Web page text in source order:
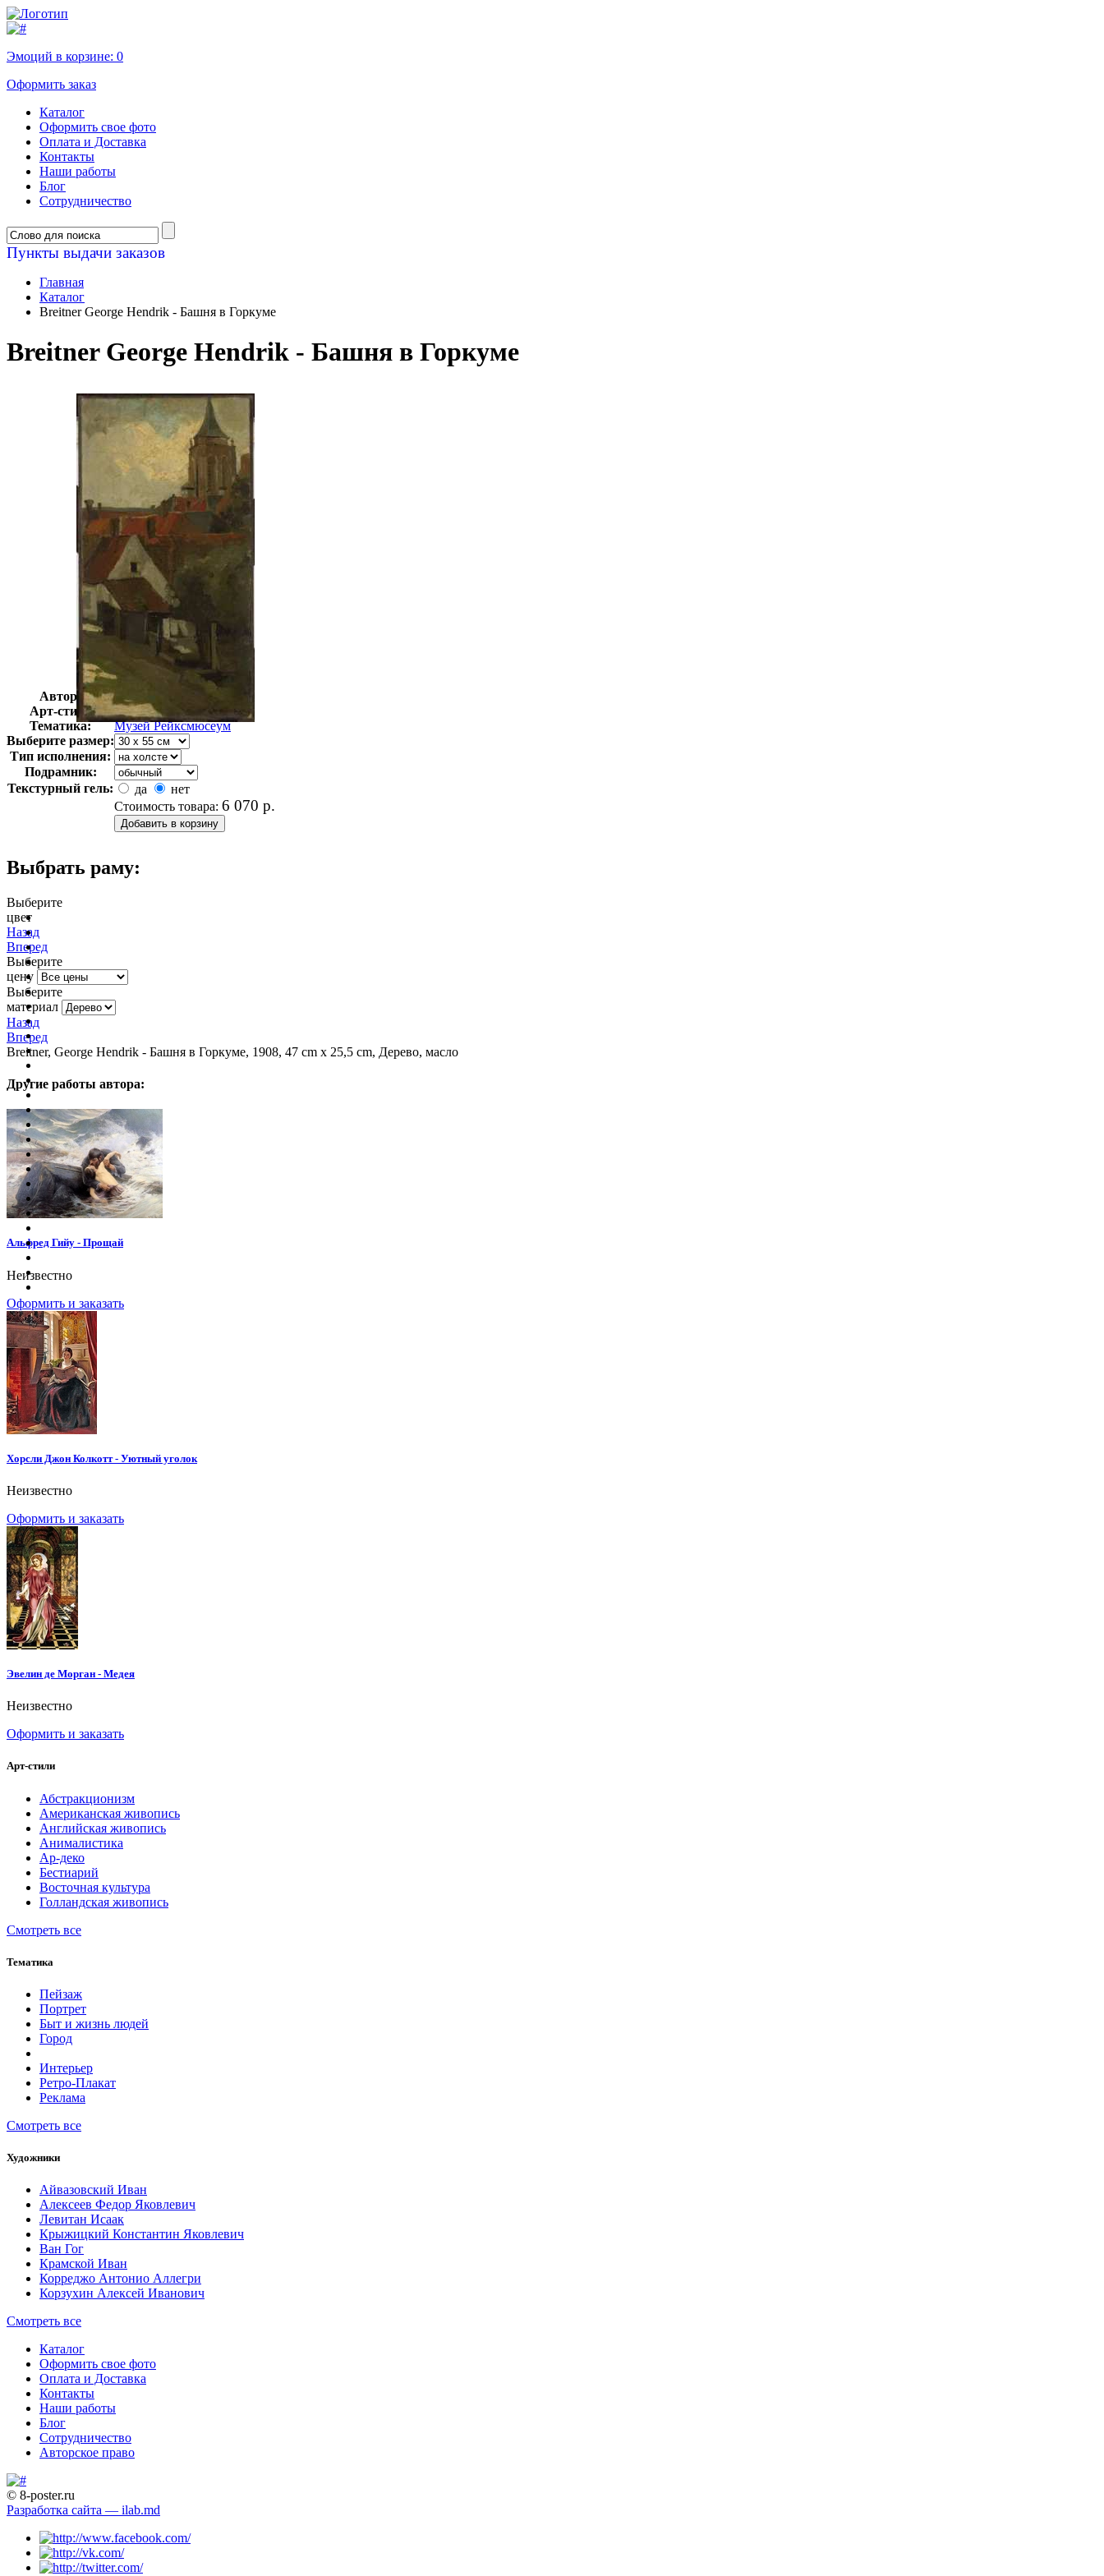
Эмоций в корзине: 0
Оформить заказ
Каталог
Оформить свое фото
Оплата и Доставка
Контакты
Наши работы
Блог
Сотрудничество
Пункты выдачи заказов
Главная
Каталог
Breitner George Hendrik - Башня в Горкуме
Breitner George Hendrik - Башня в Горкуме
Автор:
Арт-стиль
Голландская живопись
Тематика:
Музей Рейксмюсеум
Выберите размер:
Тип исполнения:
Подрамник:
Текстурный гель:
да
нет
Стоимость товара: 6 070 р.
Выбрать раму:
Выберите
цвет
Назад
Вперед
Выберите
цену
Выберите
материал
Назад
Вперед
Breitner, George Hendrik - Башня в Горкуме, 1908, 47 cm х 25,5 cm, Дерево, масло
Другие работы автора:
Альфред Гийу - Прощай
Неизвестно
Оформить и заказать
Хорсли Джон Колкотт - Уютный уголок
Неизвестно
Оформить и заказать
Эвелин де Морган - Медея
Неизвестно
Оформить и заказать
Арт-стили
Абстракционизм
Американская живопись
Английская живопись
Анималистика
Ар-деко
Бестиарий
Восточная культура
Голландская живопись
Смотреть все
Тематика
Пейзаж
Портрет
Быт и жизнь людей
Город
Интерьер
Ретро-Плакат
Реклама
Смотреть все
Художники
Айвазовский Иван
Алексеев Федор Яковлевич
Левитан Исаак
Крыжицкий Константин Яковлевич
Ван Гог
Крамской Иван
Корреджо Антонио Аллегри
Корзухин Алексей Иванович
Смотреть все
Каталог
Оформить свое фото
Оплата и Доставка
Контакты
Наши работы
Блог
Сотрудничество
Авторское право
© 8-poster.ru
Разработка сайта — ilab.md